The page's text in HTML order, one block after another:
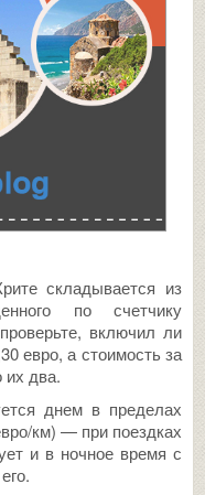
складывается из
по счетчику
включил ли
евро, а стоимость за
их два.
днем в пределах
км) — при поездках
и в ночное время с